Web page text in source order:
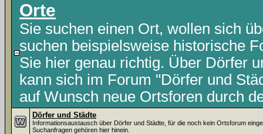
Orte
Sie suchen einen Ort, wollen sich
suchen beispielsweise historische
Sie hier genau richtig. Über Dörfer
kann sich im Forum "Dörfer und
auf Wunsch neue Ortsforen durch
Dörfer und Städte
Informationsaustausch über Dörfer und Städte, für die noch kein Ortsforum
Suchanfragen gehören hier hinein.